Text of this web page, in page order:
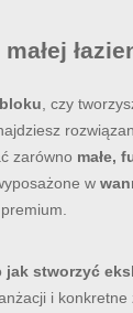
, czy
zarówno małe,
w
jak stworzyć
i konkretne